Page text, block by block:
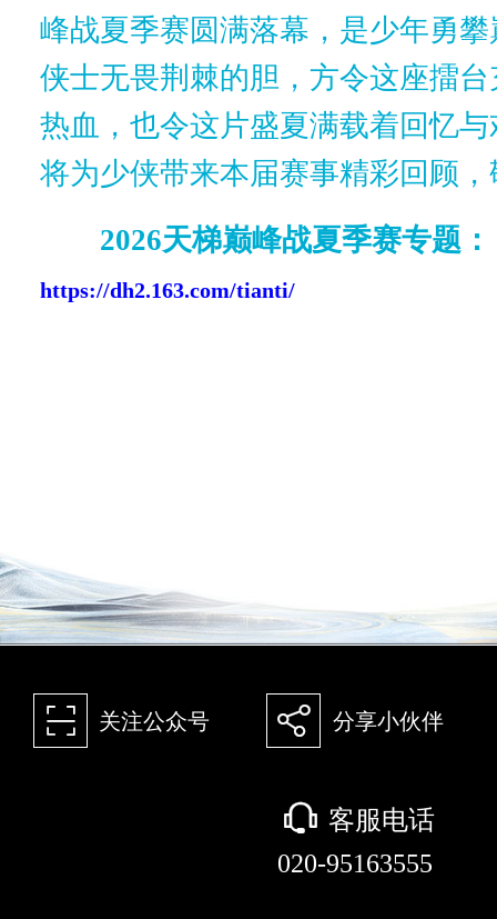
峰战夏季赛圆满落幕，是少年勇
侠士无畏荆棘的胆，方令这座擂
热血，也令这片盛夏满载着回忆
将为少侠带来本届赛事精彩回顾
2026天梯巅峰战夏季赛专题：
https://dh2.163.com/tianti/
򰀁 关注公众号 򰀂 分享小伙伴
򰀃 客服电话
020-95163555